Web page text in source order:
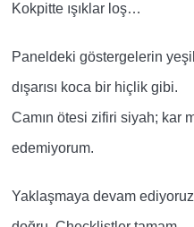
Kokpitte ışıklar loş…
Paneldeki göstergelerin yeşil
dışarısı koca bir hiçlik gibi.
Camın ötesi zifiri siyah; kar
edemiyorum.
Yaklaşmaya devam